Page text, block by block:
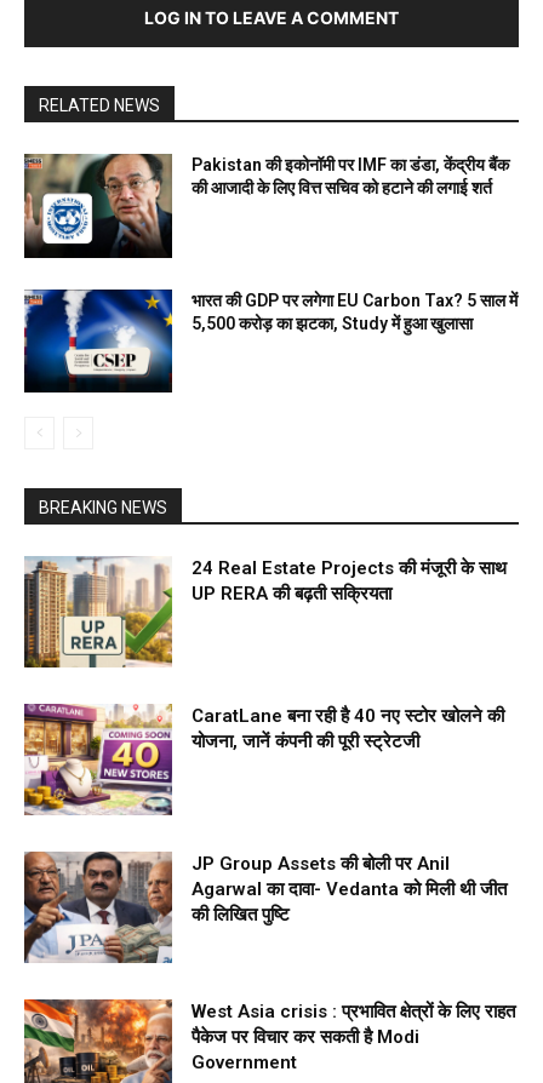
LOG IN TO LEAVE A COMMENT
RELATED NEWS
Pakistan की इकोनॉमी पर IMF का डंडा, केंद्रीय बैंक
की आजादी के लिए वित्त सचिव को हटाने की लगाई शर्त
भारत की GDP पर लगेगा EU Carbon Tax? 5 साल में
₹5,500 करोड़ का झटका, Study में हुआ खुलासा
BREAKING NEWS
24 Real Estate Projects की मंजूरी के साथ
UP RERA की बढ़ती सक्रियता
CaratLane बना रही है 40 नए स्टोर खोलने की
योजना, जानें कंपनी की पूरी स्ट्रेटजी
JP Group Assets की बोली पर Anil
Agarwal का दावा- Vedanta को मिली थी जीत
की लिखित पुष्टि
West Asia crisis : प्रभावित क्षेत्रों के लिए राहत
पैकेज पर विचार कर सकती है Modi
Government